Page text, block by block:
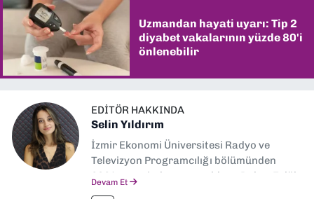
Uzmandan hayati uyarı: Tip 2
diyabet vakalarının yüzde 80'i
önlenebilir
EDITÖR HAKKINDA
Selin Yıldırım
İzmir Ekonomi Üniversitesi Radyo ve
Televizyon Programcılığı bölümünden
2024 senesinde mezun oldum. Dokuz Eylül
Devam Et